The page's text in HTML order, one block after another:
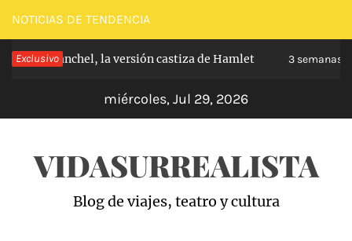
Saltar
al
contenido
NOTICIAS DE TENDENCIA
Exclusivo
Carabanchel, la versión castiza de Hamlet 3 semanas
miércoles, Jul 29, 2026
VIDASURREALISTA
Blog de viajes, teatro y cultura